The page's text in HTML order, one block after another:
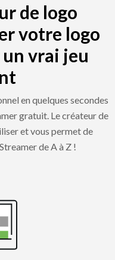
de logo
votre logo
vrai jeu
en quelques secondes
gratuit. Le créateur de
et vous permet de
de A à Z !